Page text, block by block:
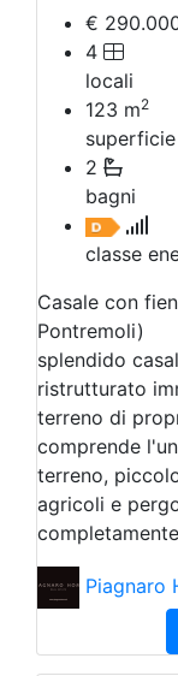
€
4
locali
123 m2
superficie
2
bagni
classe
Casale con
Pontremoli)
splendido
ristrutturato
terreno di
comprende
terreno,
agricoli e
Piagnaro